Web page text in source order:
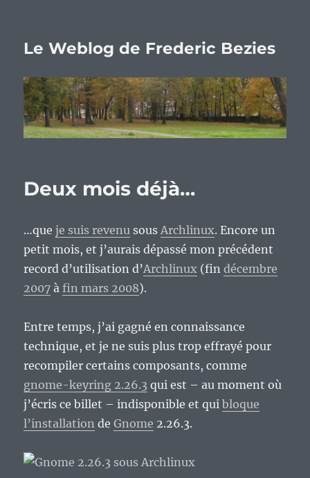
Le Weblog de Frederic Bezies
Deux mois déjà…
…queje suis revenu sousArchlinux. Encore un
petit mois, et j’aurais dépassé mon précédent
record d’utilisation d’Archlinux (findécembre
2007 àfin mars 2008).
Entre temps, j’ai gagné en connaissance
technique, et je ne suis plus trop effrayé pour
recompiler certains composants, comme
gnome-keyring 2.26.3 qui est – au moment où
j’écris ce billet – indisponible et quibloque
l’installation deGnome 2.26.3.